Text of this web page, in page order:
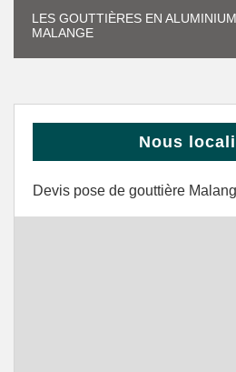
LES GOUTTIÈRES EN
MALANGE
Nous
Devis pose de gouttière